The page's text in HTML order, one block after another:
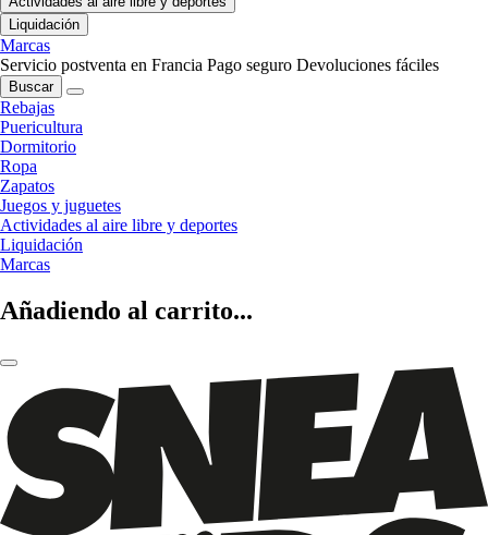
Liquidación
Marcas
Servicio postventa en Francia Pago seguro Devoluciones fáciles
Buscar
Rebajas
Puericultura
Dormitorio
Ropa
Zapatos
Juegos y juguetes
Actividades al aire libre y deportes
Liquidación
Marcas
Añadiendo al carrito...